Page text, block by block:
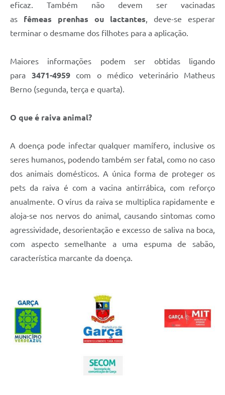
eficaz. Também não devem ser vacinadas
as fêmeas prenhas ou lactantes, deve-se esperar
terminar o desmame dos filhotes para a aplicação.
Maiores informações podem ser obtidas ligando
para 3471-4959com o médico veterinário Matheus
Berno (segunda, terça e quarta).
O que é raiva animal?
A doença pode infectar qualquer mamífero, inclusive os
seres humanos, podendo também ser fatal, como no caso
dos animais domésticos. A única forma de proteger os
pets da raiva é com a vacina antirrábica, com reforço
anualmente. O vírus da raiva se multiplica rapidamente e
aloja-se nos nervos do animal, causando sintomas como
agressividade, desorientação e excesso de saliva na boca,
com aspecto semelhante a uma espuma de sabão,
característica marcante da doença.